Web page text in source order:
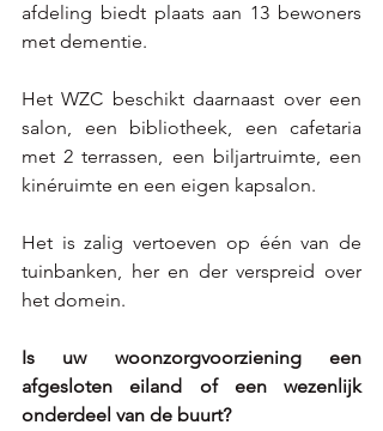
afdeling biedt plaats aan 13 bewoners
met dementie.
Het WZC beschikt daarnaast over een
salon, een bibliotheek, een cafetaria
met 2 terrassen, een biljartruimte, een
kinéruimte en een eigen kapsalon.
Het is zalig vertoeven op één van de
tuinbanken, her en der verspreid over
het domein.
Is uw woonzorgvoorziening een
afgesloten eiland of een wezenlijk
onderdeel van de buurt?